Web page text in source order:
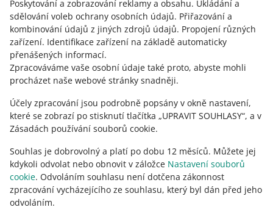
Poskytování a zobrazování reklamy a obsahu. Ukládání a
sdělování voleb ochrany osobních údajů. Přiřazování a
kombinování údajů z jiných zdrojů údajů. Propojení různých
zařízení. Identifikace zařízení na základě automaticky
přenášených informací.
Zpracováváme vaše osobní údaje také proto, abyste mohli
procházet naše webové stránky snadněji.
Účely zpracování jsou podrobně popsány v okně nastavení,
které se zobrazí po stisknutí tlačítka „UPRAVIT SOUHLASY“, a v
Zásadách používání souborů cookie.
Souhlas je dobrovolný a platí po dobu 12 měsíců. Můžete jej
kdykoli odvolat nebo obnovit v záložce Nastavení souborů
cookie. Odvoláním souhlasu není dotčena zákonnost
zpracování vycházejícího ze souhlasu, který byl dán před jeho
odvoláním.
polski
čeština
English
slovenčina
magyar
o allegro.hu
polski
English
slovenčina
magyar